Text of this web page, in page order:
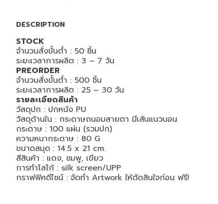
DESCRIPTION
STOCK
จำนวนสั่งขั้นต่ำ : 50 ชิ้น
ระยะเวลาการผลิต : 3 – 7 วัน
PREORDER
จำนวนสั่งขั้นต่ำ : 500 ชิ้น
ระยะเวลาการผลิต : 25 – 30 วัน
รายละเอียดสินค้า
วัสดุปก : ปกหนัง PU
วัสดุด้านใน : กระดาษถนอมสายตา มีเส้นแนวนอน
กระดาษ : 100 แผ่น (รวมปก)
ความหนากระดาษ : 80 G
ขนาดสมุด : 14.5 x 21 cm.
สีสินค้า : แดง, ชมพู, เขียว
การทำโลโก้ : silk screen/UPP
กราฟฟิคดีไซน์ : จัดทำ Artwork ให้ตัดสินใจก่อน ฟรี!